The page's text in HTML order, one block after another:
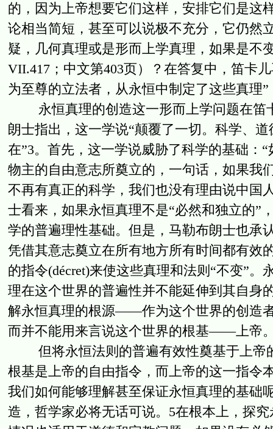
的，因为上帝想要它们这样，安排它们是这
论相当简短，甚至可以说极不充分，它仍然
疑，几何真理或是形而上学真理，如果是不
VII.417；中文第403页）？在答复中，笛卡
为至尊的立法者，从永恒中制定了这些真理
永恒真理的创造这一形而上学问题在笛
朗士指出，这一学说“颠覆了一切。科学、
在”3。首先，这一学说威胁了科学的基础：
物主的自由意志所奠立的，一句话，如果我
不再有真正的科学，我们也没有理由说中国
士看来，如果永恒真理不是“必然和独立的”
学的普遍理性基础。但是，马勒布朗士也承
凭借其意志奠立在所有地方所有时间都有效
的指令(décret)来使这些真理和法则“不变”
理在这个世界的普遍性并不能延伸到其自身
解永恒真理的根源——作为这个世界的创造
而并不能用来言说这个世界的根基——上帝
但将永恒法则的普遍有效性奠基于上帝
根基是上帝的自由指令，而上帝的这一指令
我们如何能够理解甚至保证永恒真理的基础
造，哲学家必将无话可说。5在根本上，探